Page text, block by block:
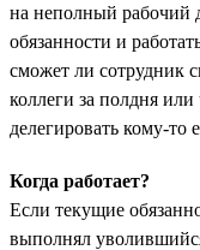
на неполный рабочий
обязанности и
сможет ли сотрудник
коллеги за полдня или
делегировать кому-то
Когда работает?
Если текущие
выполнял